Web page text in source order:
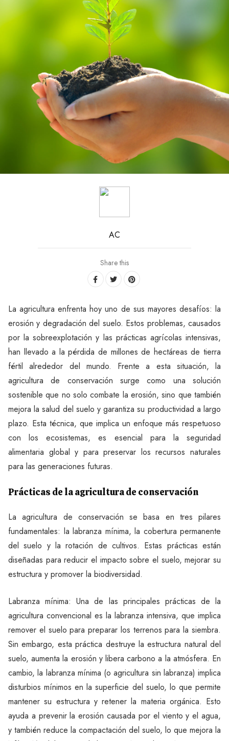
AC
Share this
La agricultura enfrenta hoy uno de sus mayores desafíos: la
erosión y degradación del suelo. Estos problemas, causados
por la sobreexplotación y las prácticas agrícolas intensivas,
han llevado a la pérdida de millones de hectáreas de tierra
fértil alrededor del mundo. Frente a esta situación, la
agricultura de conservación surge como una solución
sostenible que no solo combate la erosión, sino que también
mejora la salud del suelo y garantiza su productividad a largo
plazo. Esta técnica, que implica un enfoque más respetuoso
con los ecosistemas, es esencial para la seguridad
alimentaria global y para preservar los recursos naturales
para las generaciones futuras.
Prácticas de la agricultura de conservación
La agricultura de conservación se basa en tres pilares
fundamentales: la labranza mínima, la cobertura permanente
del suelo y la rotación de cultivos. Estas prácticas están
diseñadas para reducir el impacto sobre el suelo, mejorar su
estructura y promover la biodiversidad.
Labranza mínima: Una de las principales prácticas de la
agricultura convencional es la labranza intensiva, que implica
remover el suelo para preparar los terrenos para la siembra.
Sin embargo, esta práctica destruye la estructura natural del
suelo, aumenta la erosión y libera carbono a la atmósfera. En
cambio, la labranza mínima (o agricultura sin labranza) implica
disturbios mínimos en la superficie del suelo, lo que permite
mantener su estructura y retener la materia orgánica. Esto
ayuda a prevenir la erosión causada por el viento y el agua,
y también reduce la compactación del suelo, lo que mejora la